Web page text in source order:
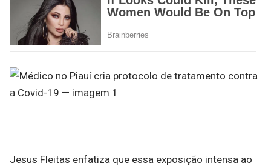
Jesus Fleitas enfatiza que essa exposição intensa ao